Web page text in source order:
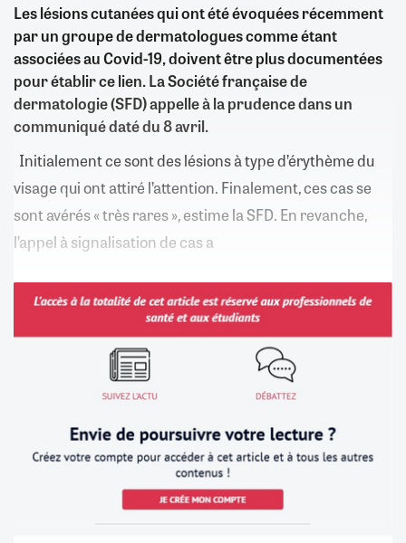
Les lésions cutanées qui ont été évoquées récemment
par un groupe de dermatologues comme étant
associées au Covid-19, doivent être plus documentées
pour établir ce lien. La Société française de
dermatologie (SFD) appelle à la prudence dans un
communiqué daté du 8 avril.
Initialement ce sont des lésions à type d’érythème du
visage qui ont attiré l’attention. Finalement, ces cas se
sont avérés « très rares », estime la SFD. En revanche,
l’appel à signalisation de cas a